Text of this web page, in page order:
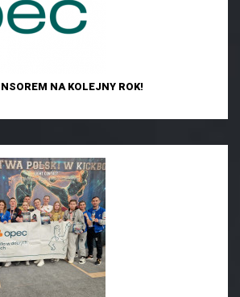
NA KOLEJNY ROK!